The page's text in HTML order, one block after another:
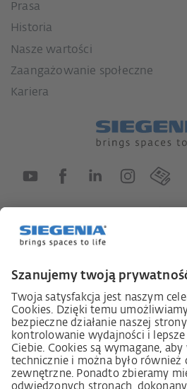
Prasa
Historia
Nasze wartości
Zaangażowanie społeczne
Kariera
Kodeks postępowania dostawcy
w łańcuchu dostaw (niem.
Deklaracja zasad strategii w
Procedura składania skarg
należytej staranności w